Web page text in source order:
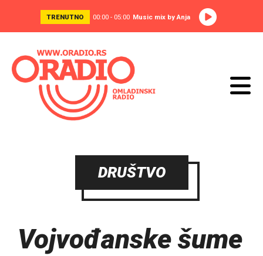
TRENUTNO 00:00 - 05:00 Music mix by Anja
DRUŠTVO
Vojvođanske šume